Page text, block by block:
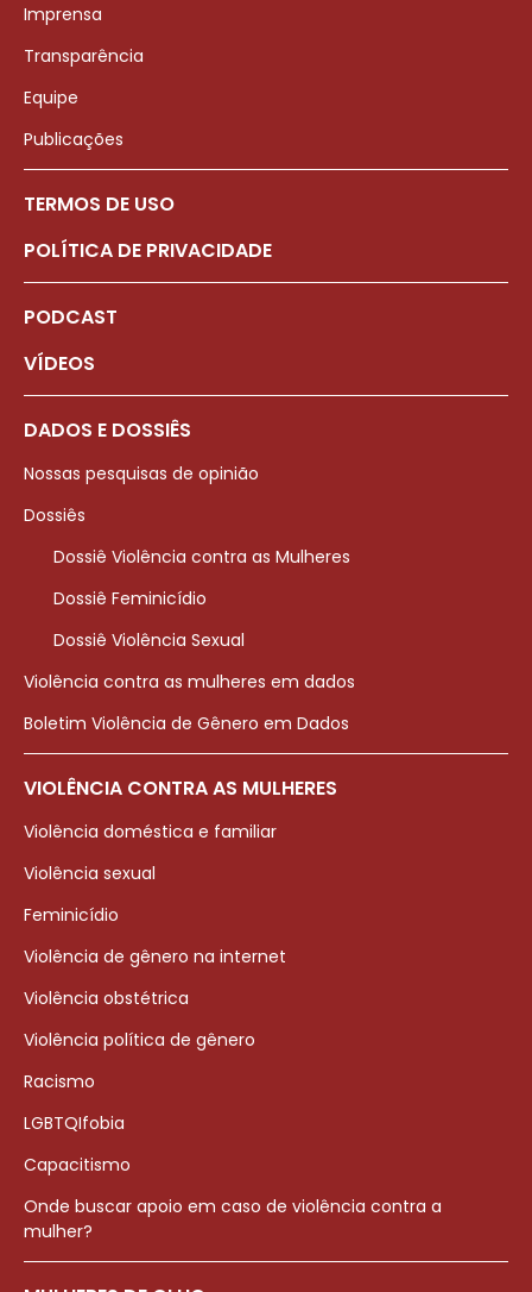
Imprensa
Transparência
Equipe
Publicações
TERMOS DE USO
POLÍTICA DE PRIVACIDADE
PODCAST
VÍDEOS
DADOS E DOSSIÊS
Nossas pesquisas de opinião
Dossiês
Dossiê Violência contra as Mulheres
Dossiê Feminicídio
Dossiê Violência Sexual
Violência contra as mulheres em dados
Boletim Violência de Gênero em Dados
VIOLÊNCIA CONTRA AS MULHERES
Violência doméstica e familiar
Violência sexual
Feminicídio
Violência de gênero na internet
Violência obstétrica
Violência política de gênero
Racismo
LGBTQIfobia
Capacitismo
Onde buscar apoio em caso de violência contra a
mulher?